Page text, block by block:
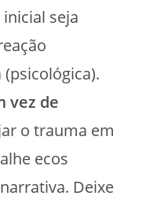
seja
vez de
o trauma em
ecos
Deixe